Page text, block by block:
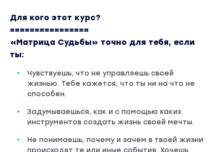
Для кого этот курс?
================
«Матрица Судьбы» точно для тебя, если
ты:
Чувствуешь, что не управляешь своей
жизнью. Тебе кажется, что ты ни на что не
способен.
Задумываешься, как и с помощью каких
инструментов создать жизнь своей мечты.
Не понимаешь, почему и зачем в твоей жизни
происходят те или иные события. Хочешь